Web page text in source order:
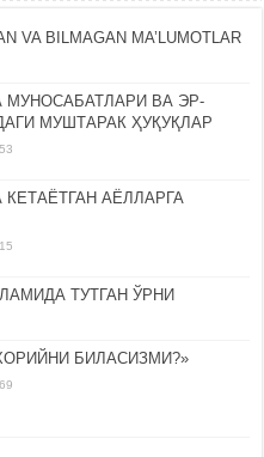
VA BILMAGAN MA’LUMOTLAR
ВА ЭР-
МУШТАРАК ҲУҚУҚЛАР
АЁЛЛАРГА
ТУТГАН ЎРНИ
БИЛАСИЗМИ?»